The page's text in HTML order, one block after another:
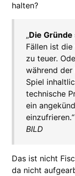
halten?
„Die
Fällen ist
zu teuer.
während der
Spiel
technische
ein
einzufrieren.“
BILD
Das ist nicht
da nicht